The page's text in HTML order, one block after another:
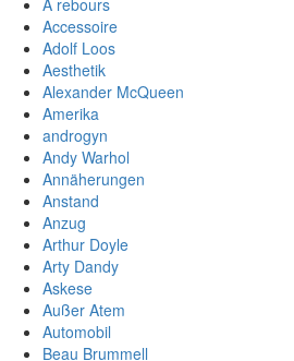
Accessoire
Adolf Loos
Aesthetik
Alexander McQueen
Amerika
androgyn
Andy Warhol
Annäherungen
Anstand
Anzug
Arthur Doyle
Arty Dandy
Askese
Außer Atem
Automobil
Beau Brummell